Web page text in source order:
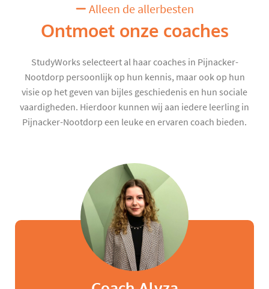
Alleen de allerbesten
Ontmoet onze coaches
StudyWorks selecteert al haar coaches in Pijnacker-
Nootdorp persoonlijk op hun kennis, maar ook op hun
visie op het geven van bijles geschiedenis en hun sociale
vaardigheden. Hierdoor kunnen wij aan iedere leerling in
Pijnacker-Nootdorp een leuke en ervaren coach bieden.